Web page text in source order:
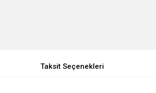
Taksit Seçenekleri